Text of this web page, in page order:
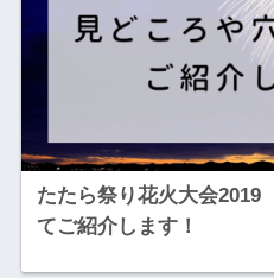
たたら祭り花火大会
てご紹介します！